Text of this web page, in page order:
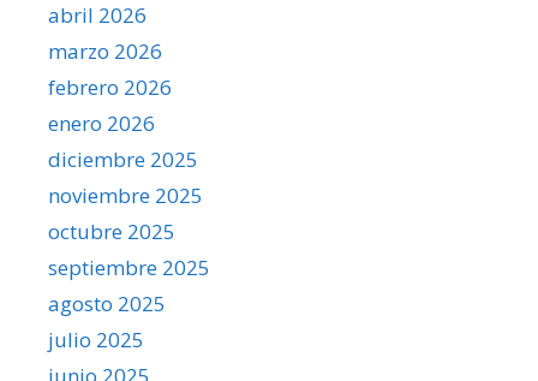
abril 2026
marzo 2026
febrero 2026
enero 2026
diciembre 2025
noviembre 2025
octubre 2025
septiembre 2025
agosto 2025
julio 2025